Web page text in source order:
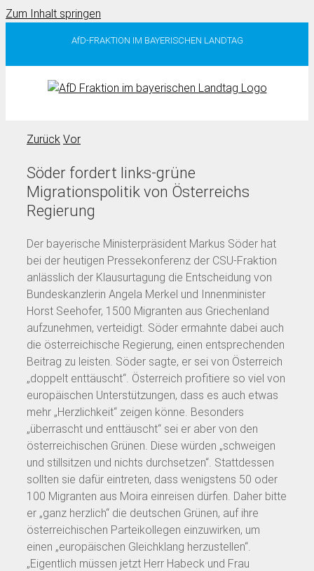
Zum Inhalt springen
AfD-FRAKTION IM BAYERISCHEN LANDTAG
Zurück Vor
Söder fordert links-grüne
Migrationspolitik von Österreichs
Regierung
Der bayerische Ministerpräsident Markus Söder hat
bei der heutigen Pressekonferenz der CSU-Fraktion
anlässlich der Klausurtagung die Entscheidung von
Bundeskanzlerin Angela Merkel und Innenminister
Horst Seehofer, 1500 Migranten aus Griechenland
aufzunehmen, verteidigt. Söder ermahnte dabei auch
die österreichische Regierung, einen entsprechenden
Beitrag zu leisten. Söder sagte, er sei von Österreich
„doppelt enttäuscht“. Österreich profitiere so viel von
europäischen Unterstützungen, dass es auch etwas
mehr „Herzlichkeit“ zeigen könne. Besonders
„überrascht und enttäuscht“ sei er aber von den
österreichischen Grünen. Diese würden „schweigen
und stillsitzen und nichts durchsetzen“. Stattdessen
sollten sie dafür eintreten, dass wenigstens 50 oder
100 Migranten aus Moira einreisen dürfen. Daher bitte
er „ganz herzlich“ die deutschen Grünen, auf ihre
österreichischen Parteikollegen einzuwirken, um
einen „europäischen Gleichklang herzustellen“.
„Eigentlich müssen jetzt Herr Habeck und Frau